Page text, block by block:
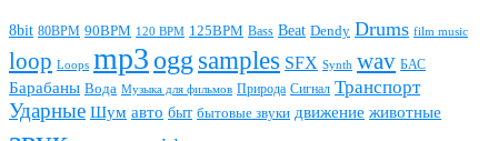
8bit 80BPM 90BPM 120 BPM 125BPM Bass Beat Dendy Drums film music
loop Loops mp3 ogg samples SFX Synth wav БАС
Барабаны Вода Музыка для фильмов Природа Сигнал Транспорт
Ударные Шум авто быт бытовые звуки движение животные